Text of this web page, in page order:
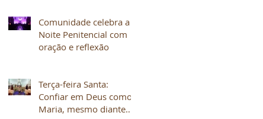
Comunidade celebra a
Noite Penitencial com
oração e reflexão
Terça-feira Santa:
Confiar em Deus como
Maria, mesmo diante